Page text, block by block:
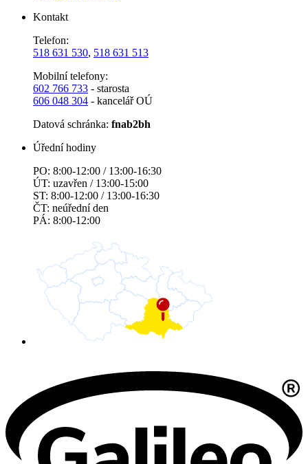
Kontakt
Telefon:
518 631 530, 518 631 513
Mobilní telefony:
602 766 733 - starosta
606 048 304 - kancelář OÚ
Datová schránka: fnab2bh
Úřední hodiny
PO: 8:00-12:00 / 13:00-16:30
ÚT: uzavřen / 13:00-15:00
ST: 8:00-12:00 / 13:00-16:30
ČT: neúřední den
PÁ: 8:00-12:00